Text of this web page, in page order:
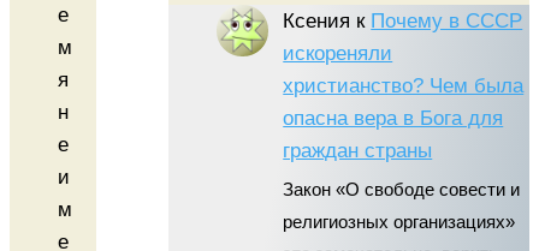
е
м
я
н
е
и
м
е
Ксения к Почему в СССР
искореняли
христианство? Чем была
опасна вера в Бога для
граждан страны
Закон «О свободе совести и
религиозных организациях»